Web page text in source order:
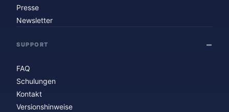
Presse
Newsletter
SUPPORT
FAQ
Schulungen
Kontakt
Versionshinweise